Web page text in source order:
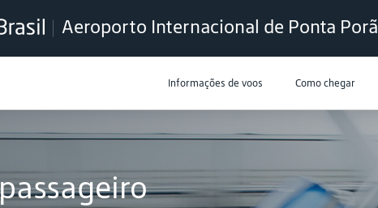
Aeroporto Internacional de Ponta Porã
Informações de voos Como chegar